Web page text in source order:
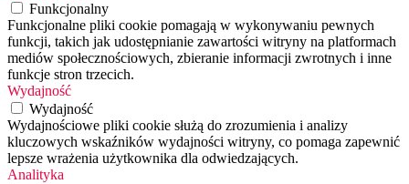
Funkcjonalny
Funkcjonalne pliki cookie pomagają w wykonywaniu pewnych
funkcji, takich jak udostępnianie zawartości witryny na platformach
mediów społecznościowych, zbieranie informacji zwrotnych i inne
funkcje stron trzecich.
Wydajność
Wydajność
Wydajnościowe pliki cookie służą do zrozumienia i analizy
kluczowych wskaźników wydajności witryny, co pomaga zapewnić
lepsze wrażenia użytkownika dla odwiedzających.
Analityka